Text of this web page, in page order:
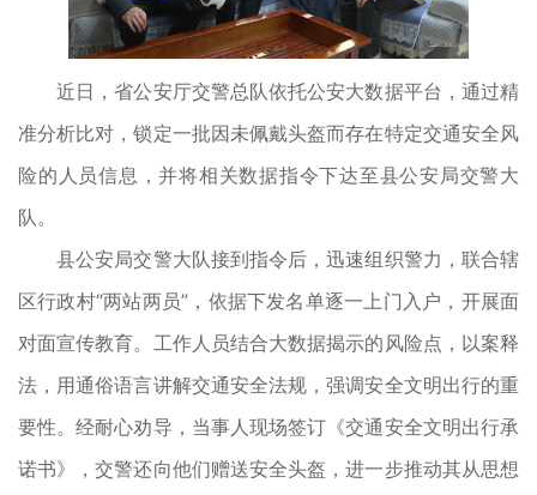
近日，省公安厅交警总队依托公安大数据平台，通过精
准分析比对，锁定一批因未佩戴头盔而存在特定交通安全风
险的人员信息，并将相关数据指令下达至县公安局交警大
队。
县公安局交警大队接到指令后，迅速组织警力，联合辖
区行政村“两站两员”，依据下发名单逐一上门入户，开展面
对面宣传教育。工作人员结合大数据揭示的风险点，以案释
法，用通俗语言讲解交通安全法规，强调安全文明出行的重
要性。经耐心劝导，当事人现场签订《交通安全文明出行承
诺书》，交警还向他们赠送安全头盔，进一步推动其从思想